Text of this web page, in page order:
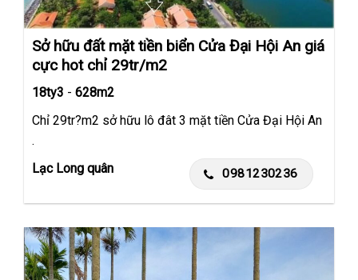
Sở hữu đất mặt tiền biển Cửa Đại Hội An giá
cực hot chỉ 29tr/m2
18ty3 - 628m2
Chỉ 29tr?m2 sở hữu lô đât 3 mặt tiền Cửa Đại Hội An
.
Lạc Long quân
0981230236